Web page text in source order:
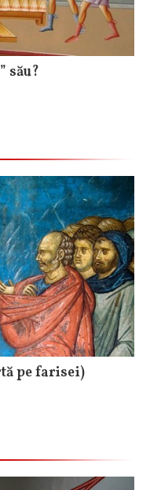
său?
pe farisei)